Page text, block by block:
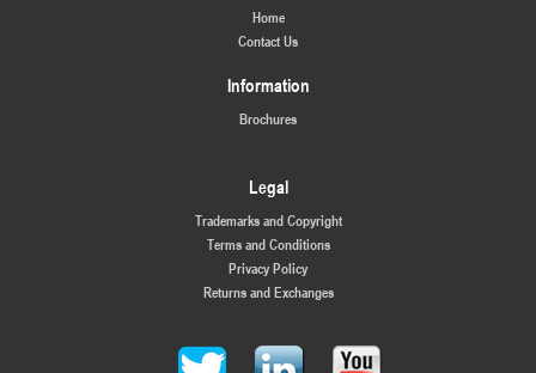
Home
Contact Us
Information
Brochures
Legal
Trademarks and Copyright
Terms and Conditions
Privacy Policy
Returns and Exchanges